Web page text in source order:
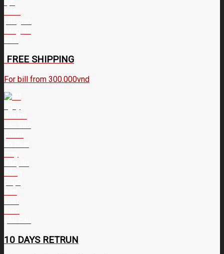
FREE SHIPPING
For bill from 300.000vnd
10 DAYS RETRUN